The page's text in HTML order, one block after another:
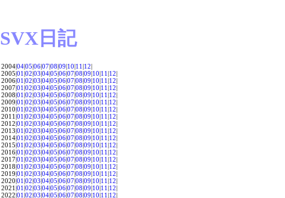
SVX日記
2004|04|05|06|07|08|09|10|11|12|
2005|01|02|03|04|05|06|07|08|09|10|11|12|
2006|01|02|03|04|05|06|07|08|09|10|11|12|
2007|01|02|03|04|05|06|07|08|09|10|11|12|
2008|01|02|03|04|05|06|07|08|09|10|11|12|
2009|01|02|03|04|05|06|07|08|09|10|11|12|
2010|01|02|03|04|05|06|07|08|09|10|11|12|
2011|01|02|03|04|05|06|07|08|09|10|11|12|
2012|01|02|03|04|05|06|07|08|09|10|11|12|
2013|01|02|03|04|05|06|07|08|09|10|11|12|
2014|01|02|03|04|05|06|07|08|09|10|11|12|
2015|01|02|03|04|05|06|07|08|09|10|11|12|
2016|01|02|03|04|05|06|07|08|09|10|11|12|
2017|01|02|03|04|05|06|07|08|09|10|11|12|
2018|01|02|03|04|05|06|07|08|09|10|11|12|
2019|01|02|03|04|05|06|07|08|09|10|11|12|
2020|01|02|03|04|05|06|07|08|09|10|11|12|
2021|01|02|03|04|05|06|07|08|09|10|11|12|
2022|01|02|03|04|05|06|07|08|09|10|11|12|